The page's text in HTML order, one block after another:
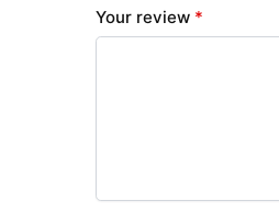
Your review *